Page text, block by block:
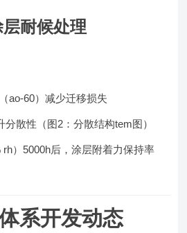
耐候处理
ao-60）减少迁移损失
分散性（图2：分散结构tem图）
）5000h后，涂层附着力保持率
系开发动态